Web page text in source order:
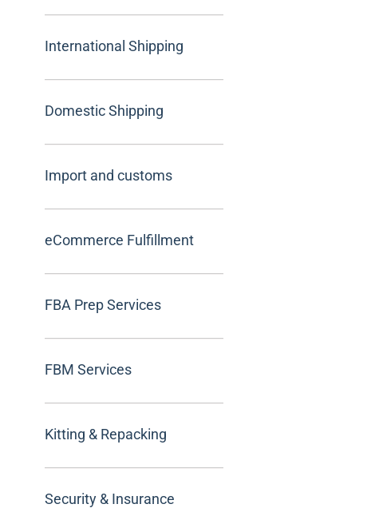
International Shipping
Domestic Shipping
Import and customs
eCommerce Fulfillment
FBA Prep Services
FBM Services
Kitting & Repacking
Security & Insurance